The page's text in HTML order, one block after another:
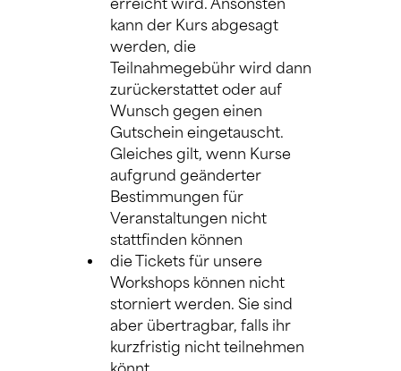
erreicht wird. Ansonsten
kann der Kurs abgesagt
werden, die
Teilnahmegebühr wird dann
zurückerstattet oder auf
Wunsch gegen einen
Gutschein eingetauscht.
Gleiches gilt, wenn Kurse
aufgrund geänderter
Bestimmungen für
Veranstaltungen nicht
stattfinden können
die Tickets für unsere
Workshops können nicht
storniert werden. Sie sind
aber übertragbar, falls ihr
kurzfristig nicht teilnehmen